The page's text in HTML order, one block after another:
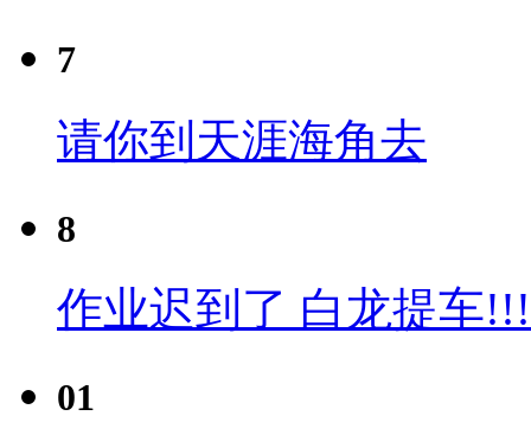
7
请你到天涯海角去
8
作业迟到了 白龙提车
01